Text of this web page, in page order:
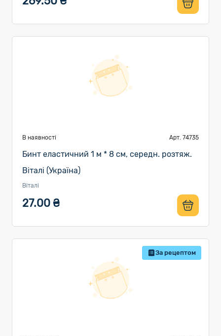
В наявності Арт. 74735
Бинт еластичний 1 м * 8 см, середн. розтяж.
Віталі (Україна)
Віталі
27.00 ₴
За рецептом